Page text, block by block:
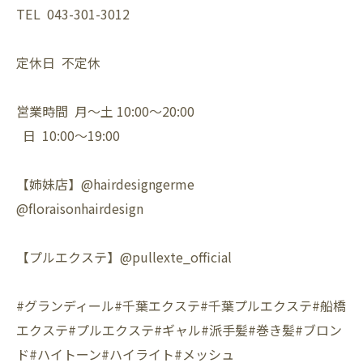
TEL 043-301-3012
定休日 不定休
営業時間 月〜土 10:00〜20:00
日 10:00〜19:00
【姉妹店】@hairdesigngerme
@floraisonhairdesign
【プルエクステ】@pullexte_official
#グランディール#千葉エクステ#千葉プルエクステ#船橋
エクステ#プルエクステ#ギャル#派手髪#巻き髪#ブロン
ド#ハイトーン#ハイライト#メッシュ